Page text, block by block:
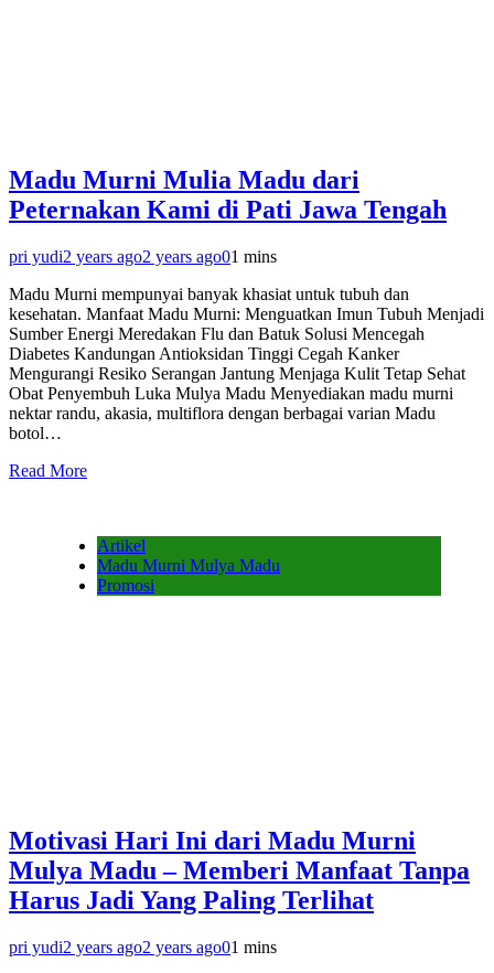
Madu Murni Mulia Madu dari
Peternakan Kami di Pati Jawa Tengah
pri yudi2 years ago2 years ago01 mins
Madu Murni mempunyai banyak khasiat untuk tubuh dan
kesehatan. Manfaat Madu Murni: Menguatkan Imun Tubuh Menjadi
Sumber Energi Meredakan Flu dan Batuk Solusi Mencegah
Diabetes Kandungan Antioksidan Tinggi Cegah Kanker
Mengurangi Resiko Serangan Jantung Menjaga Kulit Tetap Sehat
Obat Penyembuh Luka Mulya Madu Menyediakan madu murni
nektar randu, akasia, multiflora dengan berbagai varian Madu
botol…
Read More
Artikel
Madu Murni Mulya Madu
Promosi
Motivasi Hari Ini dari Madu Murni
Mulya Madu – Memberi Manfaat Tanpa
Harus Jadi Yang Paling Terlihat
pri yudi2 years ago2 years ago01 mins